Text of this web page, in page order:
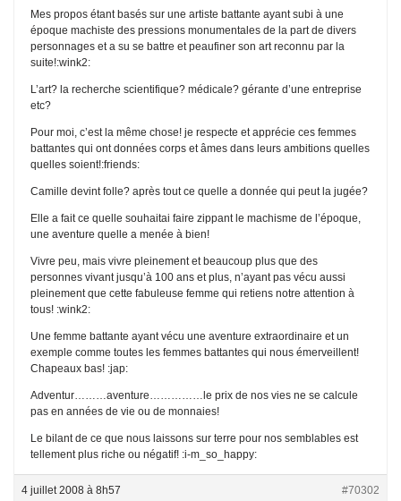
Mes propos étant basés sur une artiste battante ayant subi à une
époque machiste des pressions monumentales de la part de divers
personnages et a su se battre et peaufiner son art reconnu par la
suite!:wink2:
L’art? la recherche scientifique? médicale? gérante d’une entreprise
etc?
Pour moi, c’est la même chose! je respecte et apprécie ces femmes
battantes qui ont données corps et âmes dans leurs ambitions quelles
quelles soient!:friends:
Camille devint folle? après tout ce quelle a donnée qui peut la jugée?
Elle a fait ce quelle souhaitai faire zippant le machisme de l’époque,
une aventure quelle a menée à bien!
Vivre peu, mais vivre pleinement et beaucoup plus que des
personnes vivant jusqu’à 100 ans et plus, n’ayant pas vécu aussi
pleinement que cette fabuleuse femme qui retiens notre attention à
tous! :wink2:
Une femme battante ayant vécu une aventure extraordinaire et un
exemple comme toutes les femmes battantes qui nous émerveillent!
Chapeaux bas! :jap:
Adventur………aventure……………le prix de nos vies ne se calcule
pas en années de vie ou de monnaies!
Le bilant de ce que nous laissons sur terre pour nos semblables est
tellement plus riche ou négatif! :i-m_so_happy:
4 juillet 2008 à 8h57 #70302